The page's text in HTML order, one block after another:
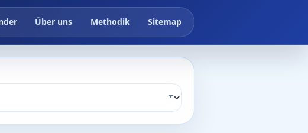
Über uns Methodik Sitemap